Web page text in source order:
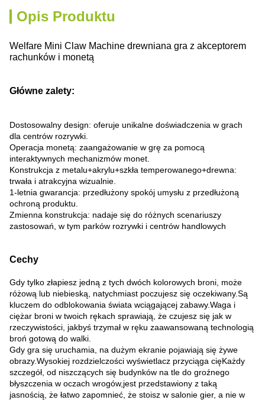
Opis Produktu
Welfare Mini Claw Machine drewniana gra z akceptorem
rachunków i monetą
Główne zalety:
Dostosowalny design: oferuje unikalne doświadczenia w grach
dla centrów rozrywki.
Operacja monetą: zaangażowanie w grę za pomocą
interaktywnych mechanizmów monet.
Konstrukcja z metalu+akrylu+szkła temperowanego+drewna:
trwała i atrakcyjna wizualnie.
1-letnia gwarancja: przedłużony spokój umysłu z przedłużoną
ochroną produktu.
Zmienna konstrukcja: nadaje się do różnych scenariuszy
zastosowań, w tym parków rozrywki i centrów handlowych
Cechy
Gdy tylko złapiesz jedną z tych dwóch kolorowych broni, może
różową lub niebieską, natychmiast poczujesz się oczekiwany.Są
kluczem do odblokowania świata wciągającej zabawy.Waga i
ciężar broni w twoich rękach sprawiają, że czujesz się jak w
rzeczywistości, jakbyś trzymał w ręku zaawansowaną technologią
broń gotową do walki.
Gdy gra się uruchamia, na dużym ekranie pojawiają się żywe
obrazy.Wysokiej rozdzielczości wyświetlacz przyciąga cięKażdy
szczegół, od niszczących się budynków na tle do groźnego
błyszczenia w oczach wrogów,jest przedstawiony z taką
jasnością, że łatwo zapomnieć, że stoisz w salonie gier, a nie w